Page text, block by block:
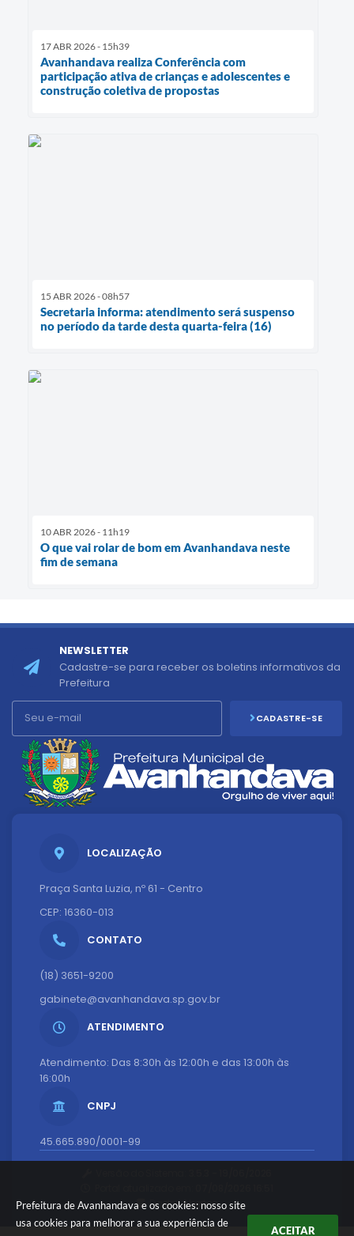
Prefeitura de Avanhandava e os cookies: nosso site
usa cookies para melhorar a sua experiência de
ACEITAR
17 ABR 2026 - 15h39
Avanhandava realiza Conferência com
participação ativa de crianças e adolescentes e
construção coletiva de propostas
15 ABR 2026 - 08h57
Secretaria informa: atendimento será suspenso
no período da tarde desta quarta-feira (16)
10 ABR 2026 - 11h19
O que vai rolar de bom em Avanhandava neste
fim de semana
LOCALIZAÇÃO
Praça Santa Luzia, nº 61 - Centro
CEP: 16360-013
CONTATO
(18) 3651-9200
gabinete@avanhandava.sp.gov.br
ATENDIMENTO
Atendimento: Das 8:30h às 12:00h e das 13:00h às
16:00h
CNPJ
45.665.890/0001-99
Dados Abertos
NEWSLETTER
Cadastre-se para receber os boletins informativos da
Prefeitura
CADASTRE-SE